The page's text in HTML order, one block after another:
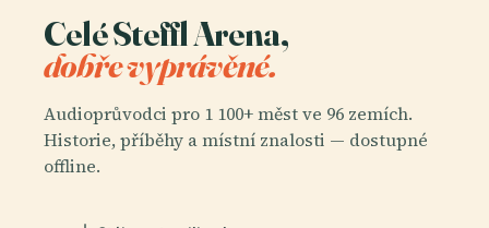
Celé Steffl Arena,
dobře vyprávěné.
Audioprůvodci pro 1 100+ měst ve 96 zemích.
Historie, příběhy a místní znalosti — dostupné
offline.